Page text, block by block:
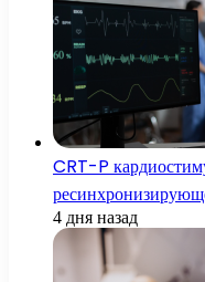
CRT-P
4 дня назад